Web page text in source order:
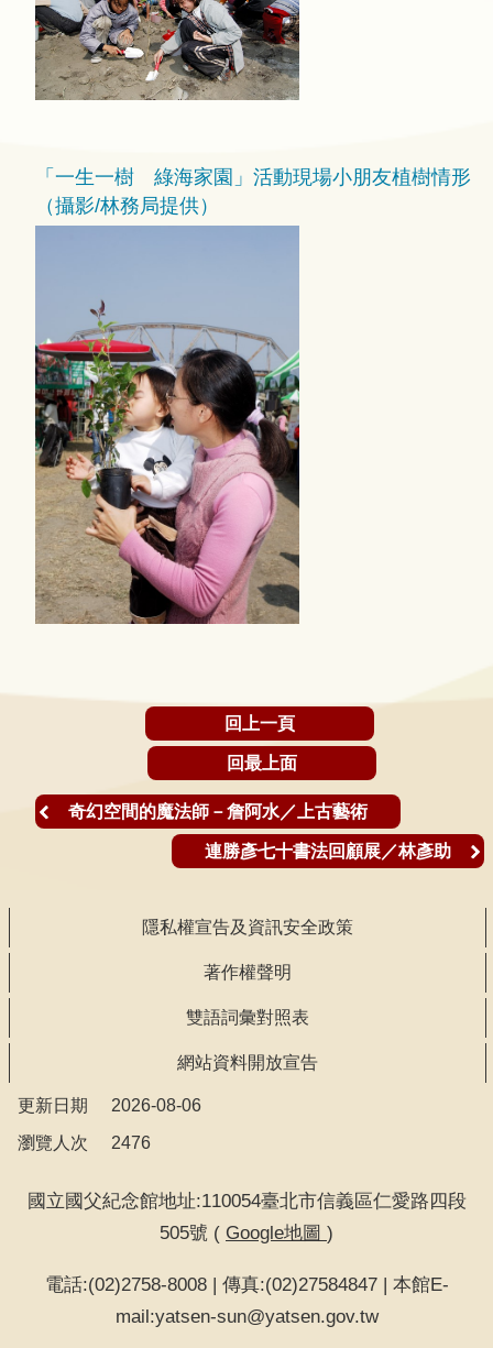
「一生一樹 綠海家園」活動現場小朋友植樹情形
（攝影/林務局提供）
回上一頁
回最上面
奇幻空間的魔法師－詹阿水／上古藝術
連勝彥七十書法回顧展／林彥助
隱私權宣告及資訊安全政策
著作權聲明
雙語詞彙對照表
網站資料開放宣告
更新日期
2026-08-06
瀏覽人次
2476
國立國父紀念館地址:110054臺北市信義區仁愛路四段
505號 ( Google地圖 )
電話:(02)2758-8008 | 傳真:(02)27584847 | 本館E-
mail:yatsen-sun@yatsen.gov.tw